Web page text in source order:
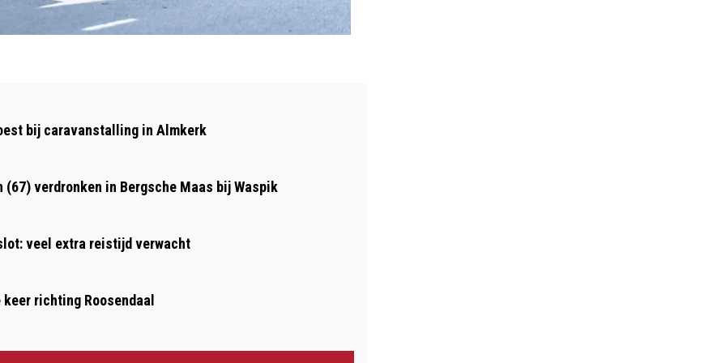
AANRIJDING OP KRUISING RINGBAAN
bij caravanstalling in Almkerk
verdronken in Bergsche Maas bij Waspik
veel extra reistijd verwacht
richting Roosendaal